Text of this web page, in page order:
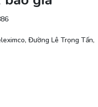
Đường Lê Trọng Tấn,